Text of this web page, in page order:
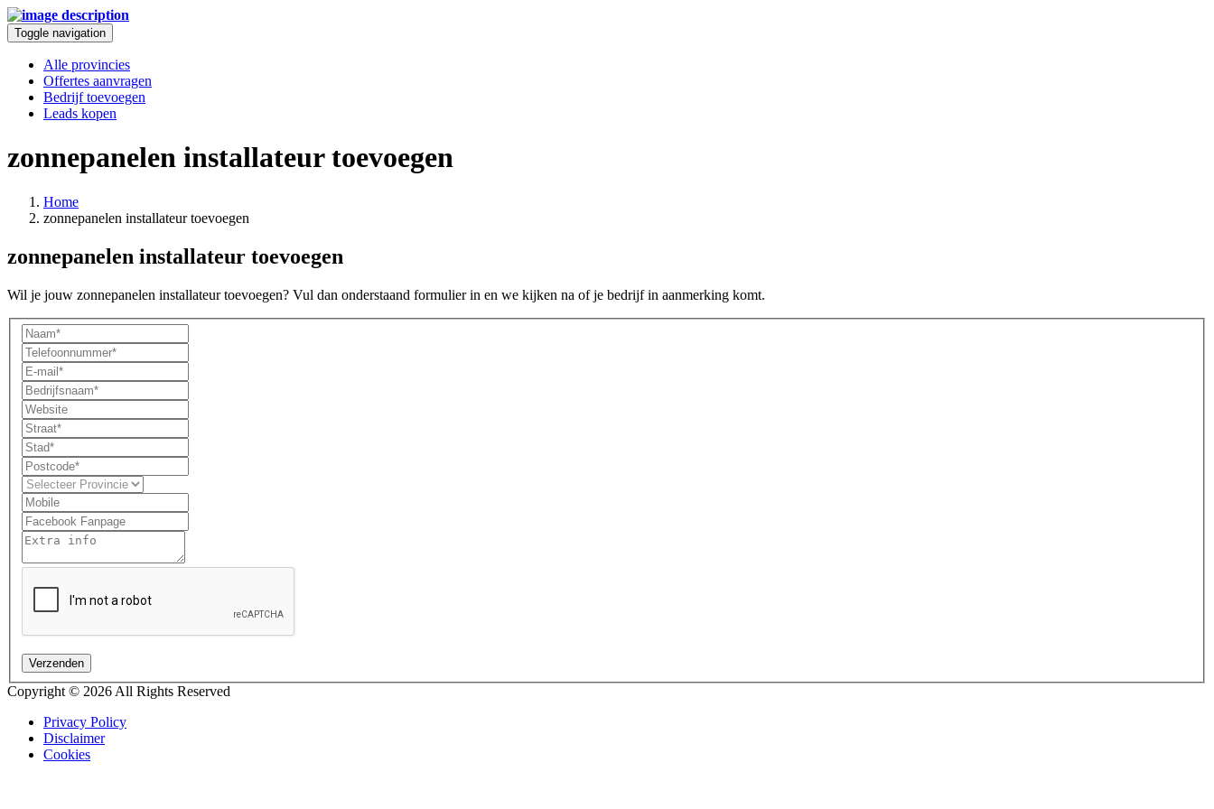
Toggle navigation
Alle provincies
Offertes aanvragen
Bedrijf toevoegen
Leads kopen
zonnepanelen installateur toevoegen
Home
zonnepanelen installateur toevoegen
zonnepanelen installateur toevoegen
Wil je jouw zonnepanelen installateur toevoegen? Vul dan onderstaand formulier in en we kijken na of je bedrijf in aanmerking komt.
Verzenden
Copyright © 2026 All Rights Reserved
Privacy Policy
Disclaimer
Cookies